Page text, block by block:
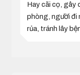
Hay cãi cọ, gây
phòng, người đi
rủa, tránh lây